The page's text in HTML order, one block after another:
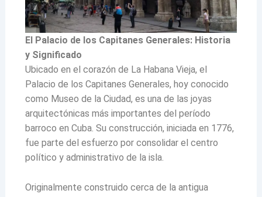
El Palacio de los Capitanes Generales: Historia
y Significado
Ubicado en el corazón de La Habana Vieja, el
Palacio de los Capitanes Generales, hoy conocido
como Museo de la Ciudad, es una de las joyas
arquitectónicas más importantes del período
barroco en Cuba. Su construcción, iniciada en 1776,
fue parte del esfuerzo por consolidar el centro
político y administrativo de la isla.
Originalmente construido cerca de la antigua